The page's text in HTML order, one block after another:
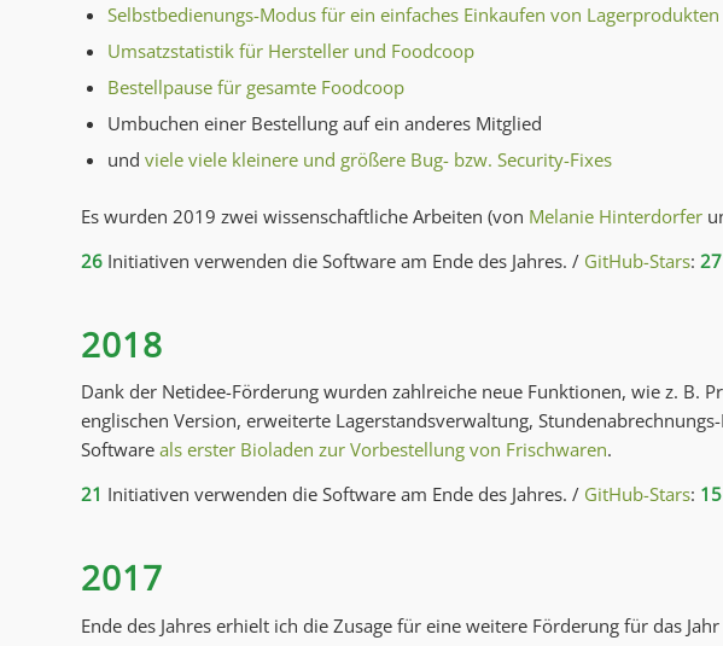
Selbstbedienungs-Modus für ein einfaches Einkaufen von Lagerprodukten
Umsatzstatistik für Hersteller und Foodcoop
Bestellpause für gesamte Foodcoop
Umbuchen einer Bestellung auf ein anderes Mitglied
und viele viele kleinere und größere Bug- bzw. Security-Fixes
Es wurden 2019 zwei wissenschaftliche Arbeiten (von Melanie Hinterdorfer
26 Initiativen verwenden die Software am Ende des Jahres. / GitHub-Stars: 27
2018
Dank der Netidee-Förderung wurden zahlreiche neue Funktionen, wie z. B.
englischen Version, erweiterte Lagerstandsverwaltung,
Software als erster Bioladen zur Vorbestellung von Frischwaren.
21 Initiativen verwenden die Software am Ende des Jahres. / GitHub-Stars: 15
2017
Ende des Jahres erhielt ich die Zusage für eine weitere Förderung für das